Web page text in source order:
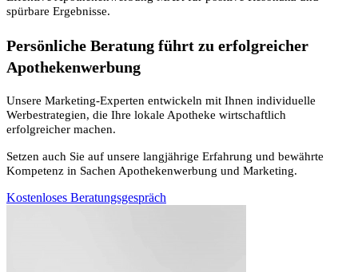
spürbare Ergebnisse.
Persönliche Beratung führt zu erfolgreicher
Apothekenwerbung
Unsere Marketing-Experten entwickeln mit Ihnen individuelle
Werbestrategien, die Ihre lokale Apotheke wirtschaftlich
erfolgreicher machen.
Setzen auch Sie auf unsere langjährige Erfahrung und bewährte
Kompetenz in Sachen Apothekenwerbung und Marketing.
Kostenloses Beratungsgespräch